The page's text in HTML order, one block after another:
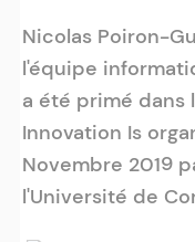
Nicolas Poiron-
l'équipe
a été primé dans
Innovation Is
Novembre 2019
l'Université de